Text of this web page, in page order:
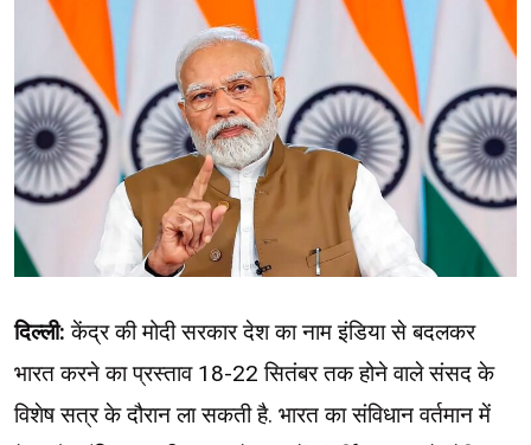
दिल्‍ली: केंद्र की मोदी सरकार देश का नाम इंडिया से बदलकर
भारत करने का प्रस्ताव 18-22 सितंबर तक होने वाले संसद के
विशेष सत्र के दौरान ला सकती है. भारत का संविधान वर्तमान में